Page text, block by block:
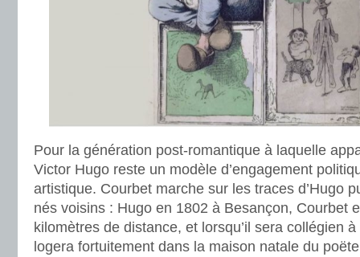
Pour la génération post-romantique à laquelle
Victor Hugo reste un modèle d’engagement
artistique. Courbet marche sur les traces d’Hugo
nés voisins : Hugo en 1802 à Besançon, Courbet
kilomètres de distance, et lorsqu’il sera collégien
logera fortuitement dans la maison natale du